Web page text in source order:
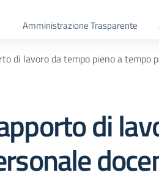
Amministrazione Trasparente
di lavoro da tempo pieno a tempo
di